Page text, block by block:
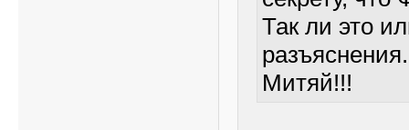
Так ли это
Митяй!!!